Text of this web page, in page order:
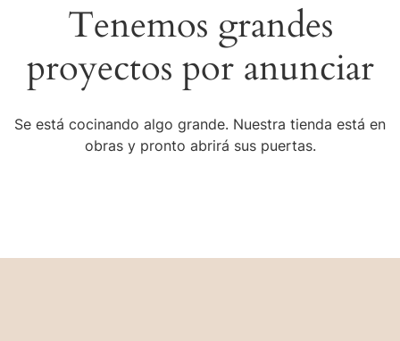
Tenemos grandes
proyectos por anunciar
Se está cocinando algo grande. Nuestra tienda está en
obras y pronto abrirá sus puertas.